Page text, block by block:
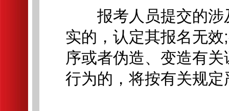
报考人员提交的涉
实的，认定其报名无
序或者伪造、变造有
行为的，将按有关规定